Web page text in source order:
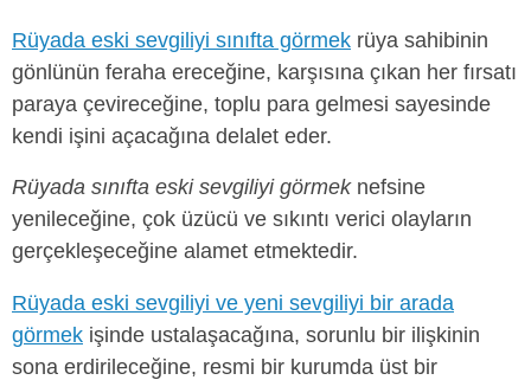
Rüyada eski sevgiliyi sınıfta görmek rüya sahibinin
gönlünün feraha ereceğine, karşısına çıkan her fırsatı
paraya çevireceğine, toplu para gelmesi sayesinde
kendi işini açacağına delalet eder.
Rüyada sınıfta eski sevgiliyi görmeknefsine
yenileceğine, çok üzücü ve sıkıntı verici olayların
gerçekleşeceğine alamet etmektedir.
Rüyada eski sevgiliyi ve yeni sevgiliyi bir arada
görmek işinde ustalaşacağına, sorunlu bir ilişkinin
sona erdirileceğine, resmi bir kurumda üst bir